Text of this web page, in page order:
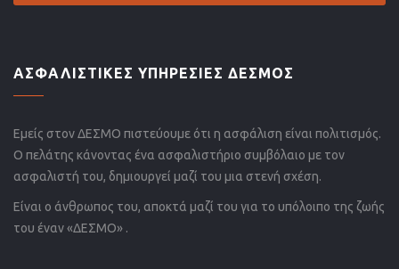
ΑΣΦΑΛΙΣΤΙΚΕΣ ΥΠΗΡΕΣΙΕΣ ΔΕΣΜΟΣ
Εμείς στον ΔΕΣΜΟ πιστεύουμε ότι η ασφάλιση είναι πολιτισμός.
Ο πελάτης κάνοντας ένα ασφαλιστήριο συμβόλαιο με τον
ασφαλιστή του, δημιουργεί μαζί του μια στενή σχέση.
Είναι ο άνθρωπος του, αποκτά μαζί του για το υπόλοιπο της ζωής
του έναν «ΔΕΣΜΟ» .